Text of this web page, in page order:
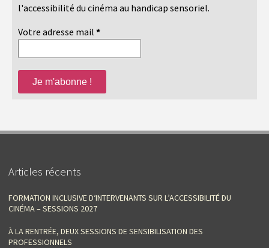
l'accessibilité du cinéma au handicap sensoriel.
Votre adresse mail *
Articles récents
FORMATION INCLUSIVE D‘INTERVENANTS SUR L’ACCESSIBILITÉ DU
CINÉMA – SESSIONS 2027
À LA RENTRÉE, DEUX SESSIONS DE SENSIBILISATION DES
PROFESSIONNELS